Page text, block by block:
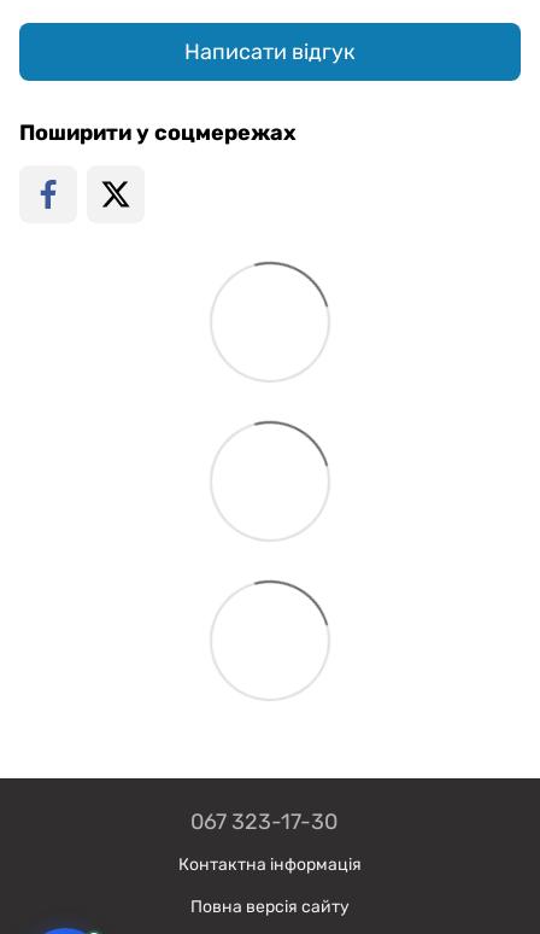
Написати відгук
Поширити у соцмережах
067 323-17-30
Контактна інформація
Повна версія сайту